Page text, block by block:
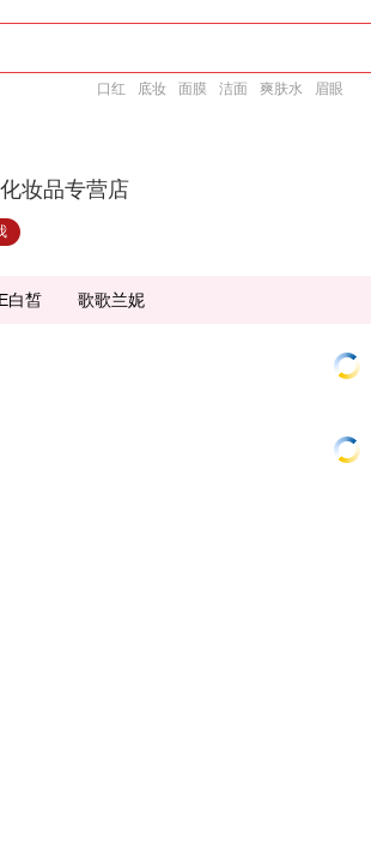
口红 底妆 面膜 洁面 爽肤水 眉眼
妆品专营店
白皙 歌歌兰妮